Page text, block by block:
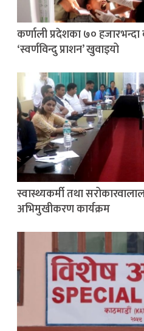
कर्णाली प्रदेशका ७०
‘स्वर्णविन्दु प्राशन’ खुवाइयो
स्वास्थ्यकर्मी तथा
अभिमुखीकरण कार्यक्रम